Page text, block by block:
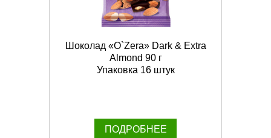
Шоколад «O`Zera» Dark & Extra
Almond 90 г
Упаковка 16 штук
ПОДРОБНЕЕ